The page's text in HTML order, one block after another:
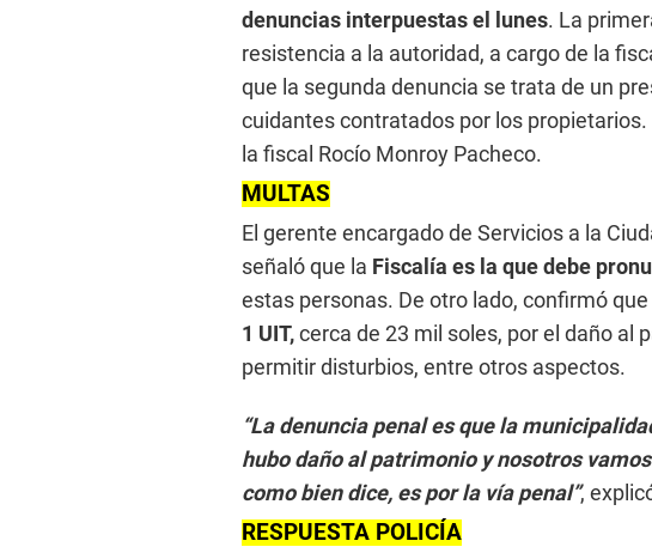
denuncias interpuestas el lunes. La
resistencia a la autoridad, a cargo de la
que la segunda denuncia se trata de un
cuidantes contratados por los
la fiscal Rocío Monroy Pacheco.
MULTAS
El gerente encargado de Servicios a la
señaló que la Fiscalía es la que debe
estas personas. De otro lado, confirmó
1 UIT,cerca de 23 mil soles, por el daño al
permitir disturbios, entre otros aspectos.
“La denuncia penal es que la
hubo daño al patrimonio y nosotros
como bien dice, es por la vía penal”,
RESPUESTA POLICÍA